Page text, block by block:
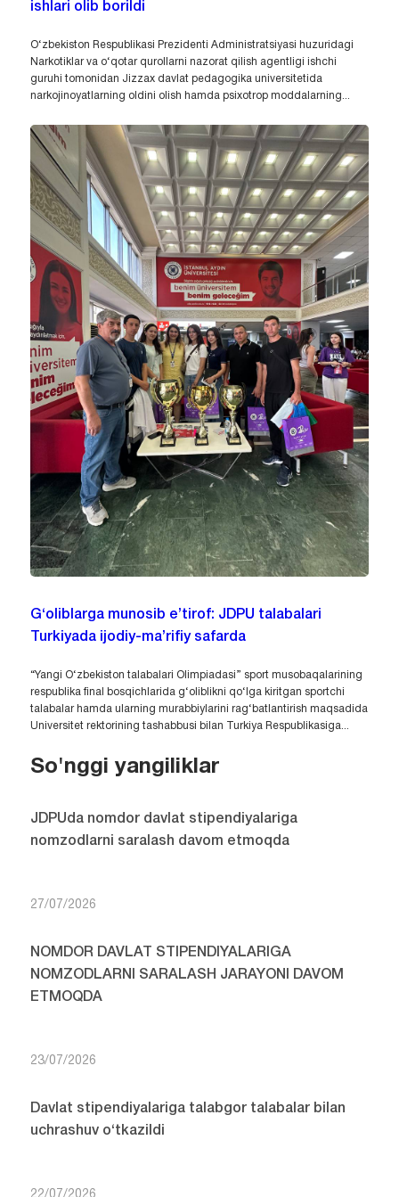
ishlari olib borildi
O‘zbekiston Respublikasi Prezidenti Administratsiyasi huzuridagi
Narkotiklar va o‘qotar qurollarni nazorat qilish agentligi ishchi
guruhi tomonidan Jizzax davlat pedagogika universitetida
narkojinoyatlarning oldini olish hamda psixotrop moddalarning...
G‘oliblarga munosib e’tirof: JDPU talabalari
Turkiyada ijodiy-ma’rifiy safarda
“Yangi O‘zbekiston talabalari Olimpiadasi” sport musobaqalarining
respublika final bosqichlarida g‘oliblikni qo‘lga kiritgan sportchi
talabalar hamda ularning murabbiylarini rag‘batlantirish maqsadida
Universitet rektorining tashabbusi bilan Turkiya Respublikasiga...
So'nggi yangiliklar
JDPUda nomdor davlat stipendiyalariga
nomzodlarni saralash davom etmoqda
27/07/2026
NOMDOR DAVLAT STIPENDIYALARIGA
NOMZODLARNI SARALASH JARAYONI DAVOM
ETMOQDA
23/07/2026
Davlat stipendiyalariga talabgor talabalar bilan
uchrashuv o‘tkazildi